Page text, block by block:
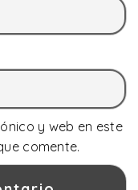
y web en este
comente.